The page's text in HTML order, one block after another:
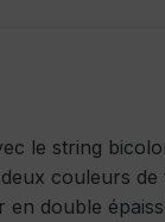
le string
couleurs
en double